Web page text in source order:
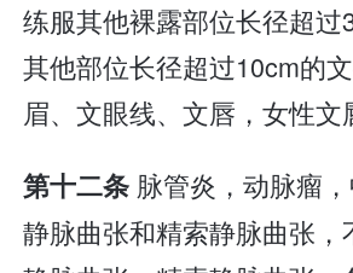
练服其他裸露部位长径超过
其他部位长径超过10cm的
眉、文眼线、文唇，女性文
第十二条 脉管炎，动脉瘤
静脉曲张和精索静脉曲张，